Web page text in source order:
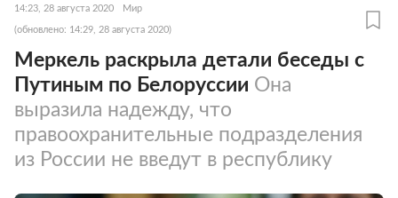
14:23, 28 августа 2020 Мир
(обновлено: 14:29, 28 августа 2020)
Меркель раскрыла детали беседы с
Путиным по Белоруссии Она
выразила надежду, что
правоохранительные подразделения
из России не введут в республику